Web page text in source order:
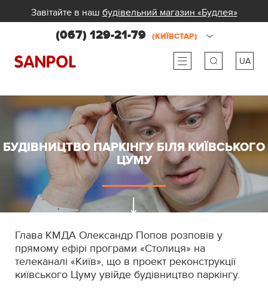
Завітайте в наш будівельний магазин «Будлея»
(067) 129-21-79 (КИЇВСТАР)
UA
ua
БУДІВНИЦТВО ПАРКІНГУ БІЛЯ КИЇВСЬКОГО
ЦУМУ
Глава КМДА Олександр Попов розповів у
прямому ефірі програми «Столиця» на
телеканалі «Київ», що в проект реконструкції
київського Цуму увійде будівництво паркінгу.